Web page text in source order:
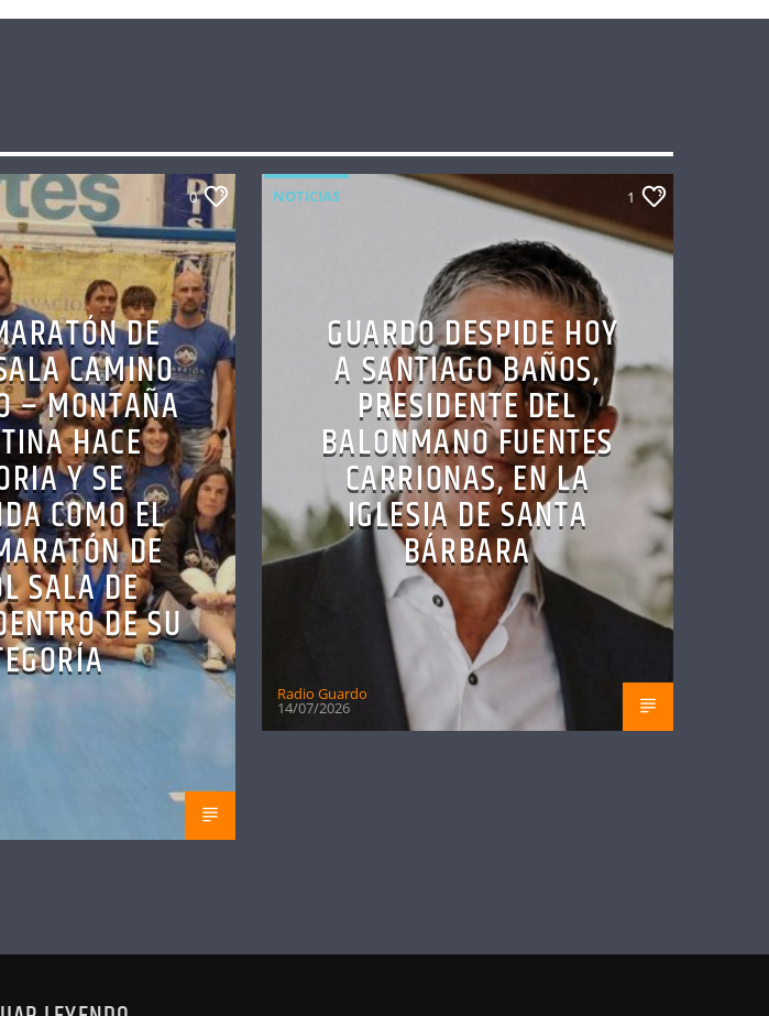
0
DE
CAMINO
– MONTAÑA
HACE
Y SE
COMO EL
DE
SALA DE
DE SU
NOTICIAS 1
GUARDO DESPIDE HOY
A SANTIAGO BAÑOS,
PRESIDENTE DEL
BALONMANO FUENTES
CARRIONAS, EN LA
IGLESIA DE SANTA
BÁRBARA
Radio Guardo
14/07/2026